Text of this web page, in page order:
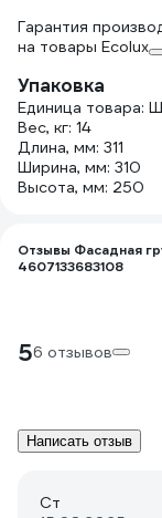
Гарантия
на товары Ecolux
Упаковка
Единица товара:
Вес, кг: 14
Длина, мм: 311
Ширина, мм: 310
Высота, мм: 250
Отзывы Фасадная
4607133683108
56 отзывов
Написать отзыв
Ст